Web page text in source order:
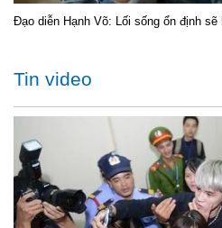
Đạo diễn Hạnh Võ: Lối sống ổn định sẽ
Tin video